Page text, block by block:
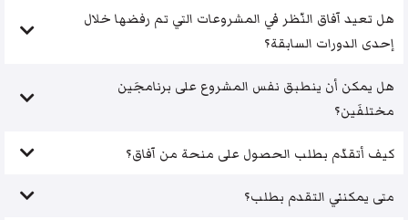
هل تعيد آفاق النّظر في المشروعات التي تم رفضها خلال
إحدى الدورات السابقة؟
هل يمكن أن ينطبق نفس المشروع على برنامجَين
مختلفَين؟
كيف أتقدّم بطلب الحصول على منحة من آفاق؟
متى يمكنني التقدم بطلب؟